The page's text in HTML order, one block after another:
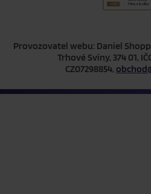
Provozovatel webu: Daniel
Trhové Sviny, 374 01,
CZ07298854,